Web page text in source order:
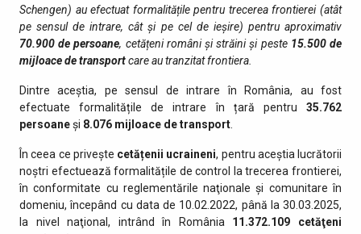
Schengen) au efectuat formalitățile pentru trecerea frontierei (atât
pe sensul de intrare, cât şi pe cel de ieşire) pentru aproximativ
70.900de persoane, cetățeni români și străini şi peste 15.500de
mijloace de transportcare au tranzitat fro­ntiera.
Dintre aceștia, pe sensul de intrare în România, au fost
efectuate formalitățile de intrare în țară pentru 35.762
persoaneși 8.076 mijloace de transport
În ceea ce privește cetățenii ucraineni, pentru aceștia lucrătorii
noștri efectuează formalitățile de control la trecerea frontierei,
în conformitate cu reglementările naţionale şi comunitare în
domeniu, începând cu data de 10.02.2022, până la 30.03.2025,
la nivel naţional, intrând în România 11.372.109 cetăţeni